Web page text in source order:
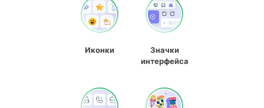
Иконки
Значки
интерфейса